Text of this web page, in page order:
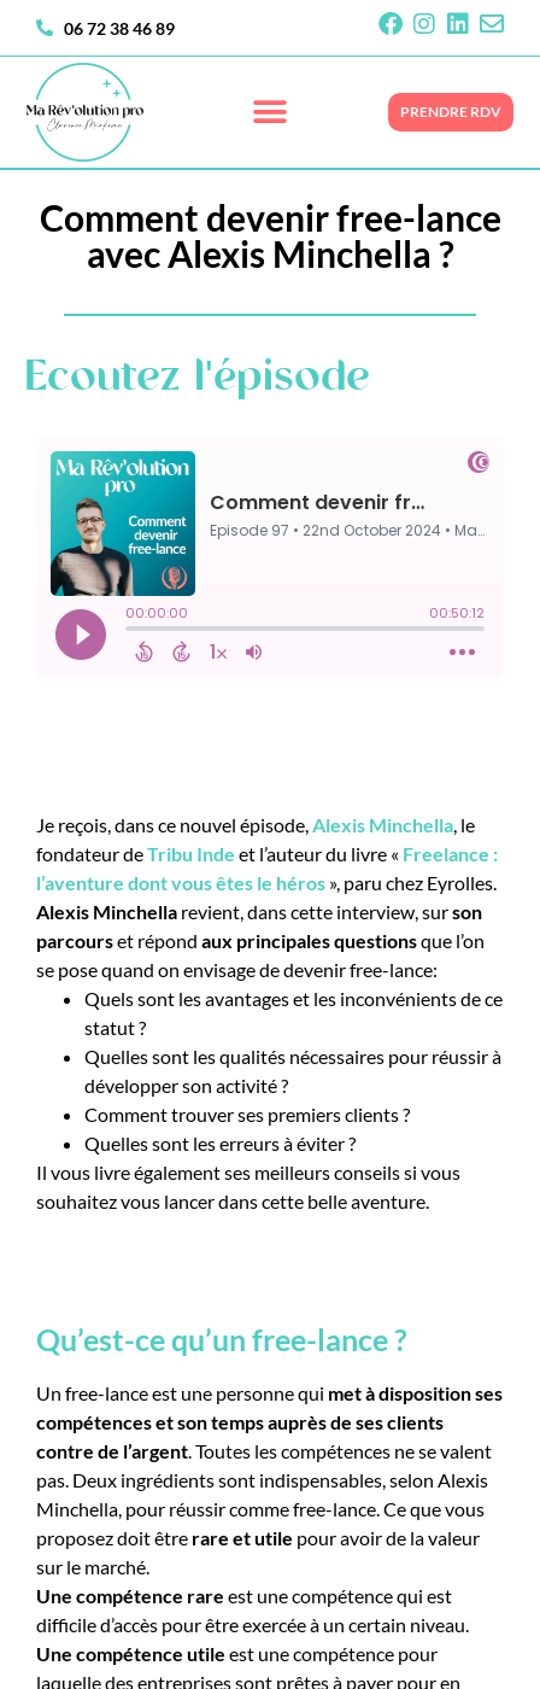
06 72 38 46 89
PRENDRE RDV
Comment devenir free-lance
avec Alexis Minchella ?
Ecoutez l'épisode
Je reçois, dans ce nouvel épisode,Alexis Minchella, le
fondateur deTribu Inde et l’auteur du livre « Freelance :
l’aventure dont vous êtes le héros », paru chez Eyrolles.
Alexis Minchella revient, dans cette interview, surson
parcourset répond aux principales questionsque l’on
se pose quand on envisage de devenir free-lance:
Quels sont les avantages et les inconvénients de ce
statut ?
Quelles sont les qualités nécessaires pour réussir à
développer son activité ?
Comment trouver ses premiers clients ?
Quelles sont les erreurs à éviter ?
Il vous livre également ses meilleurs conseils si vous
souhaitez vous lancer dans cette belle aventure.
Qu’est-ce qu’un free-lance ?
Un free-lance est une personne qui met à disposition ses
compétences et son temps auprès de ses clients
contre de l’argent. Toutes les compétences ne se valent
pas. Deux ingrédients sont indispensables, selon Alexis
Minchella, pour réussir comme free-lance. Ce que vous
proposez doit être rare et utile pour avoir de la valeur
sur le marché.
Une compétence rare est une compétence qui est
difficile d’accès pour être exercée à un certain niveau.
Une compétence utile est une compétence pour
laquelle des entreprises sont prêtes à payer pour en